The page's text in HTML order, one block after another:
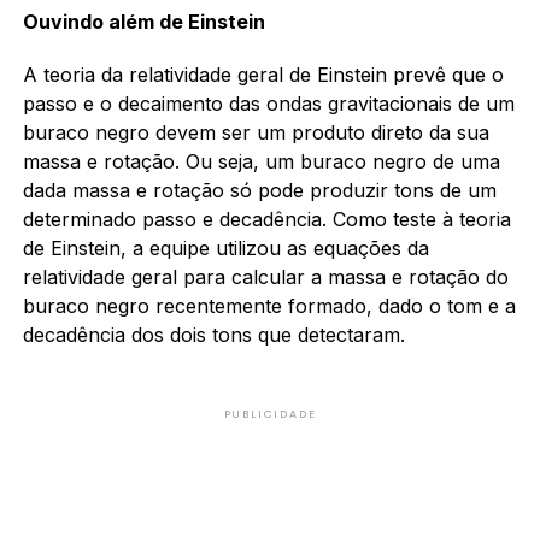
Ouvindo além de Einstein
A teoria da relatividade geral de Einstein prevê que o
passo e o decaimento das ondas gravitacionais de um
buraco negro devem ser um produto direto da sua
massa e rotação. Ou seja, um buraco negro de uma
dada massa e rotação só pode produzir tons de um
determinado passo e decadência. Como teste à teoria
de Einstein, a equipe utilizou as equações da
relatividade geral para calcular a massa e rotação do
buraco negro recentemente formado, dado o tom e a
decadência dos dois tons que detectaram.
PUBLICIDADE